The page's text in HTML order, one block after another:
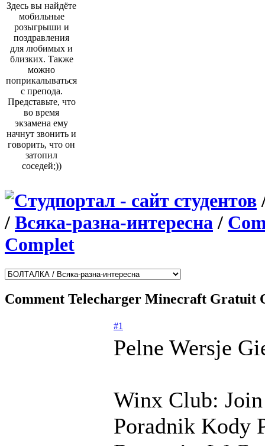
Здесь вы найдёте
мобильные
розыгрыши и
поздравления
для любимых и
близких. Также
можно
поприкалываться
с препода.
Представьте, что
во время
экзамена ему
начнут звонить и
говорить, что он
затопил
соседей;))
/ Всяка-разна-интересна/
Complet
Comment Telecharger Minecraft Gratuit
#1
Pelne Wersje
Winx Club:
Poradnik Kody